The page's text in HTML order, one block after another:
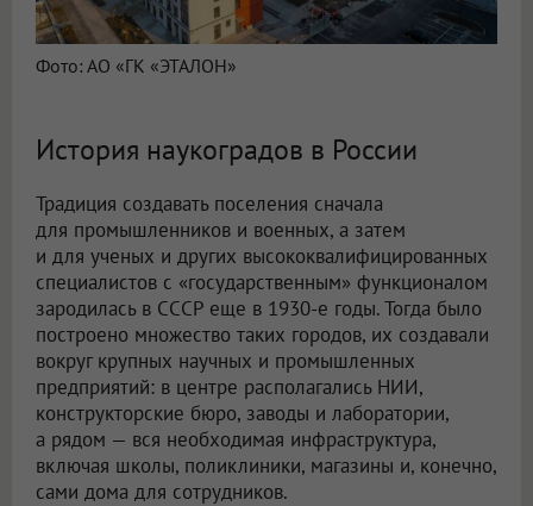
Фото: АО «ГК «ЭТАЛОН»
История наукоградов в России
Традиция создавать поселения сначала
для промышленников и военных, а затем
и для ученых и других высококвалифицированных
специалистов с «государственным» функционалом
зародилась в СССР еще в 1930-е годы. Тогда было
построено множество таких городов, их создавали
вокруг крупных научных и промышленных
предприятий: в центре располагались НИИ,
конструкторские бюро, заводы и лаборатории,
а рядом — вся необходимая инфраструктура,
включая школы, поликлиники, магазины и, конечно,
сами дома для сотрудников.